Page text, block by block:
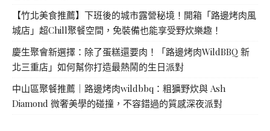
【竹北美食推薦】下班後的城市露營秘境！開箱「路邊烤肉風
城店」超Chill聚餐空間，免裝備也能享受野炊樂趣！
慶生聚會新選擇：除了蛋糕還要肉！「路邊烤肉WildBBQ 新
北三重店」如何幫你打造最熱鬧的生日派對
中山區聚餐推薦｜路邊烤肉wildbbq：粗獷野炊與 Ash
Diamond 微奢美學的碰撞，不容錯過的質感深夜派對